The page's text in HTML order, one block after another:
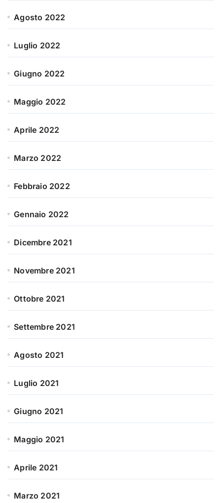
Agosto 2022
Luglio 2022
Giugno 2022
Maggio 2022
Aprile 2022
Marzo 2022
Febbraio 2022
Gennaio 2022
Dicembre 2021
Novembre 2021
Ottobre 2021
Settembre 2021
Agosto 2021
Luglio 2021
Giugno 2021
Maggio 2021
Aprile 2021
Marzo 2021